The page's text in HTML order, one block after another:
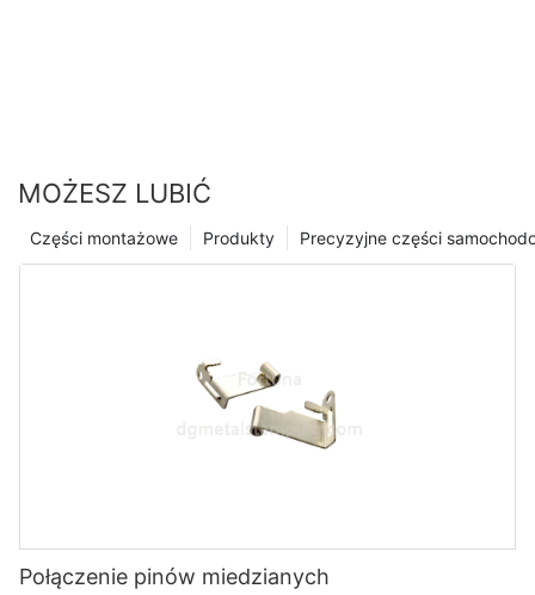
MOŻESZ LUBIĆ
Precyzyjne części
Produkty
Części montażowe
Połączenie pinów miedzianych